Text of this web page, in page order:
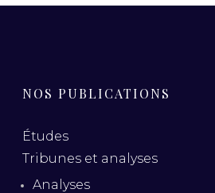
NOS PUBLICATIONS
Études
Tribunes et analyses
Analyses